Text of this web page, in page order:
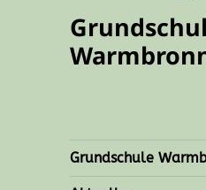
Grundschule